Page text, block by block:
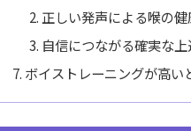
正しい発声による喉の
自信につながる確実な上
ボイストレーニングが高い